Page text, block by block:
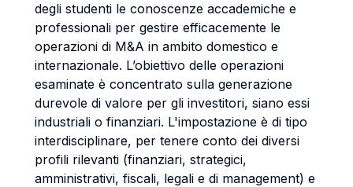
degli studenti le conoscenze accademiche e
professionali per gestire efficacemente le
operazioni di M&A in ambito domestico e
internazionale. L’obiettivo delle operazioni
esaminate è concentrato sulla generazione
durevole di valore per gli investitori, siano essi
industriali o finanziari. L'impostazione è di tipo
interdisciplinare, per tenere conto dei diversi
profili rilevanti (finanziari, strategici,
amministrativi, fiscali, legali e di management) e